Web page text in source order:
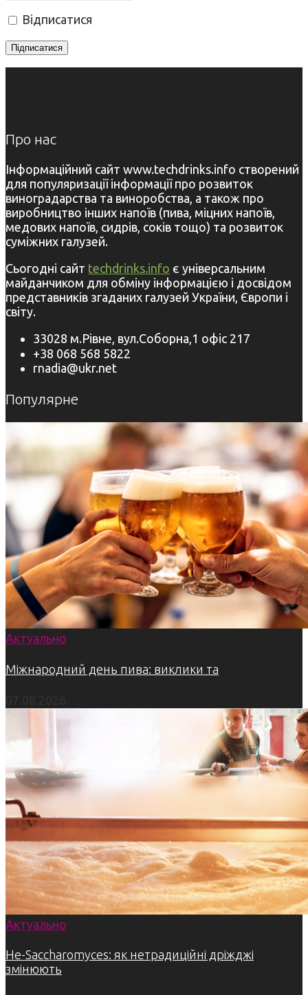
Відписатися
Про нас
Інформаційний сайт www.techdrinks.info створений
для популяризації інформації про розвиток
виноградарства та виноробства, а також про
виробництво інших напоїв (пива, міцних напоїв,
медових напоїв, сидрів, соків тощо) та розвиток
суміжних галузей.
Сьогодні сайт techdrinks.info є універсальним
майданчиком для обміну інформацією і досвідом
представників згаданих галузей України, Європи і
світу.
33028 м.Рівне, вул.Соборна,1 офіс 217
+38 068 568 5822
rnadia@ukr.net
Популярне
Актуально
Міжнародний день пива: виклики та
Актуально
Не-Saccharomyces: як нетрадиційні дріжджі
змінюють